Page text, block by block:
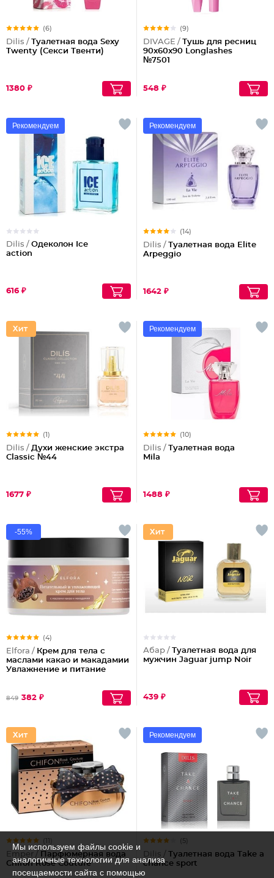
(6)
Dilis / Туалетная вода Sexy
Twenty (Секси Твенти)
1380 ₽
(9)
DIVAGE / Тушь для ресниц
90x60x90 Longlashes
№7501
548 ₽
Рекомендуем
Dilis / Одеколон Ice
action
616 ₽
Рекомендуем
(14)
Dilis / Туалетная вода Elite
Arpeggio
1642 ₽
(1)
Dilis / Духи женские экстра
Classic №44
1677 ₽
Рекомендуем
(10)
Dilis / Туалетная вода
Mila
1488 ₽
-55%
(4)
Elfora / Крем для тела с
маслами какао и макадамии
Увлажнение и питание
849 382 ₽
Абар / Туалетная вода для
мужчин Jaguar jump Noir
439 ₽
(11)
Emper / Парфюмерная вода
Chifon Rose Couture
Рекомендуем
(5)
Dilis / Туалетная вода Take a
chance sport
Мы используем файлы cookie и
аналогичные технологии для анализа
посещаемости сайта с помощью